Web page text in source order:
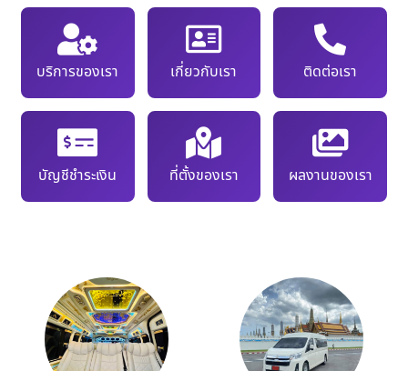
บริการของเรา เกี่ยวกับเรา ติดต่อเรา
บัญชีชำระเงิน ที่ตั้งของเรา ผลงานของเรา